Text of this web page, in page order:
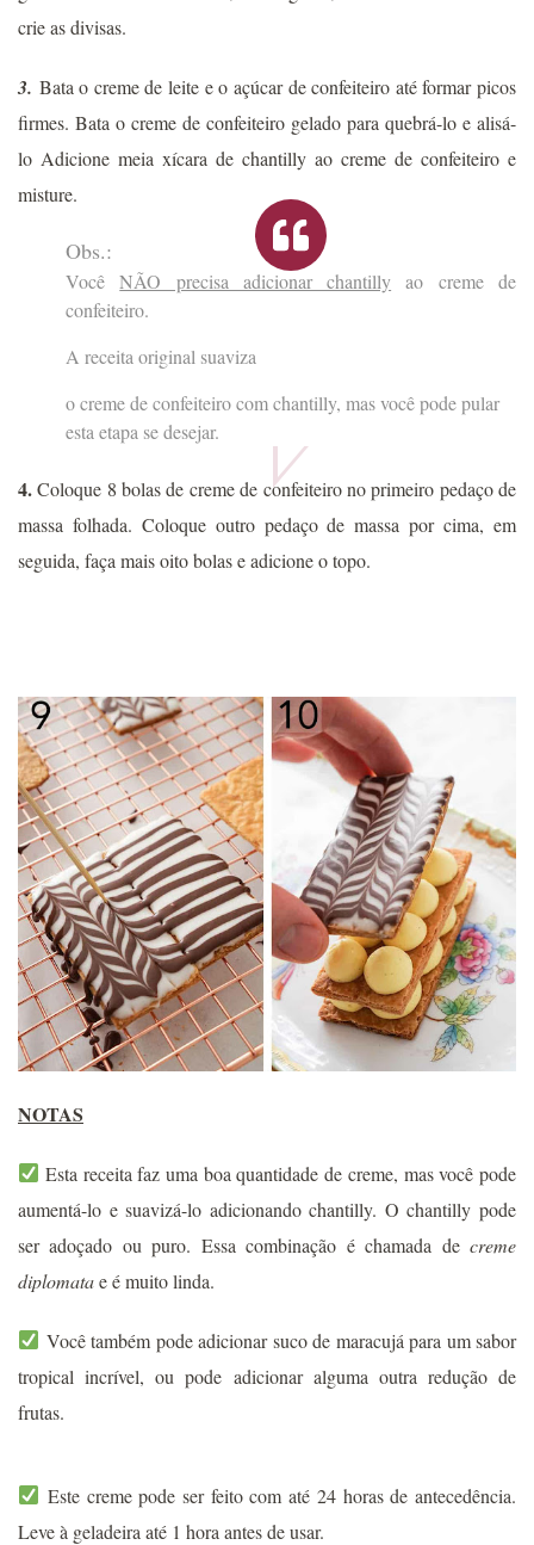
crie as divisas.
3. Bata o creme de leite e o açúcar de confeiteiro até formar picos
firmes. Bata o creme de confeiteiro gelado para quebrá-lo e alisá-
lo Adicione meia xícara de chantilly ao creme de confeiteiro e
misture.
Obs.:
VocêNÃO precisa adicionar chantilly ao creme de
confeiteiro.
A receita original suaviza
o creme de confeiteiro com chantilly, mas você pode pular
esta etapa se desejar.
4.Coloque 8 bolas de creme de confeiteiro no primeiro pedaço de
massa folhada. Coloque outro pedaço de massa por cima, em
seguida, faça mais oito bolas e adicione o topo.
NOTAS
Esta receita faz uma boa quantidade de creme, mas você pode
aumentá-lo e suavizá-lo adicionando chantilly. O chantilly pode
ser adoçado ou puro. Essa combinação é chamada de creme
diplomatae é muito linda.
Você também pode adicionar suco de maracujá para um sabor
tropical incrível, ou pode adicionar alguma outra redução de
frutas.
Este creme pode ser feito com até 24 horas de antecedência.
Leve à geladeira até 1 hora antes de usar.